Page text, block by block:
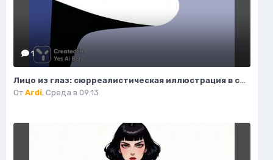
1
Лицо из глаз: сюрреалистическая иллюстрация в стиле минимализма. Нейронная сеть Миджорни
От Ardi, Среда в 09:13